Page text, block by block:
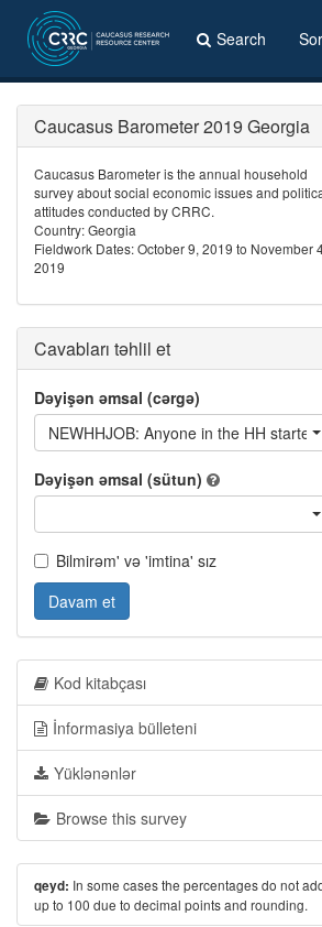
Search
Caucasus Barometer 2019 Georgia
Caucasus Barometer is the annual household
survey about social economic issues and
attitudes conducted by CRRC.
Country: Georgia
Fieldwork Dates: October 9, 2019 to November
2019
Cavabları təhlil et
Dəyişən əmsal (cərgə)
NEWHHJOB: Anyone in the HH
Dəyişən əmsal (sütun)
Bilmirəm' və 'imtina' sız
Davam et
Kod kitabçası
İnformasiya bülleteni
Yüklənənlər
Browse this survey
qeyd: In some cases the percentages do not
up to 100 due to decimal points and rounding.